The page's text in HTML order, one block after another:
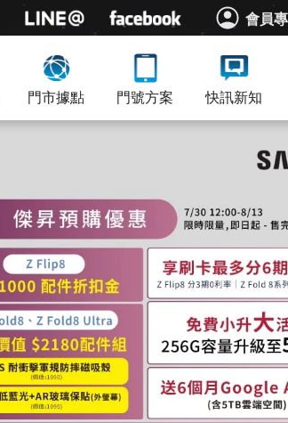
會員
門市據點 門號方案 快訊新知